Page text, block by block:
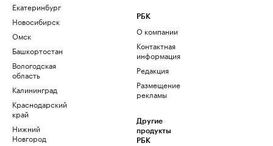
Екатеринбург
Новосибирск
Омск
Башкортостан
Вологодская
область
Калининград
Краснодарский
край
Нижний
Новгород
РБК
О компании
Контактная
информация
Редакция
Размещение
рекламы
Другие
продукты
РБК